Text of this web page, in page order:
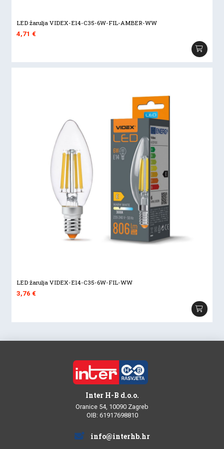
LED žarulja VIDEX-E14-C35-6W-FIL-AMBER-WW
4,71€
LED žarulja VIDEX-E14-C35-6W-FIL-WW
3,76€
Inter H-B d.o.o.
Oranice 54, 10090 Zagreb
OIB: 61917698810
info@interhb.hr